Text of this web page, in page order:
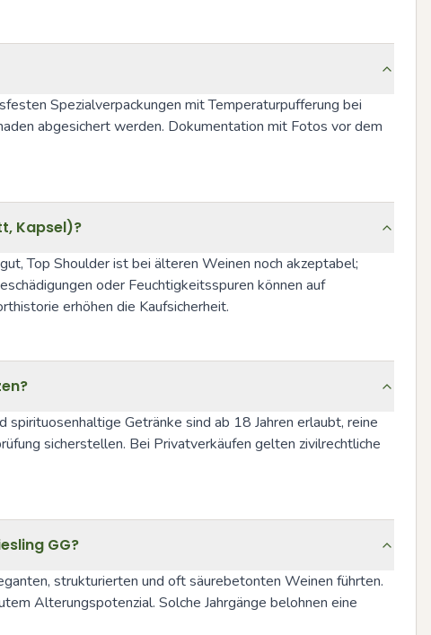
Spezialverpackungen mit Temperaturpufferung bei
abgesichert werden. Dokumentation mit Fotos vor dem
Kapsel)?
Top Shoulder ist bei älteren Weinen noch akzeptabel;
oder Feuchtigkeitsspuren können auf
erhöhen die Kauf­sicherheit.
Getränke sind ab 18 Jahren erlaubt, reine
sicherstellen. Bei Privatverkäufen gelten zivilrechtliche
GG?
strukturierten und oft säurebetonten Weinen führten.
Alterungspotenzial. Solche Jahrgänge belohnen eine